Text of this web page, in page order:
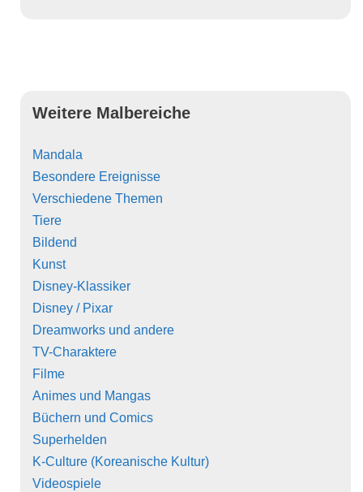
Weitere Malbereiche
Mandala
Besondere Ereignisse
Verschiedene Themen
Tiere
Bildend
Kunst
Disney-Klassiker
Disney / Pixar
Dreamworks und andere
TV-Charaktere
Filme
Animes und Mangas
Büchern und Comics
Superhelden
K-Culture (Koreanische Kultur)
Videospiele